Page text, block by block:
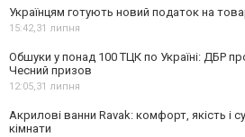
Українцям готують новий податок на
15:42,31 липня
Обшуки у понад 100 ТЦК по Україні: ДБР
Чесний призов
12:05,31 липня
Акрилові ванни Ravak: комфорт, якість і
кімнати